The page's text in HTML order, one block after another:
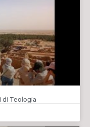
di Teologia